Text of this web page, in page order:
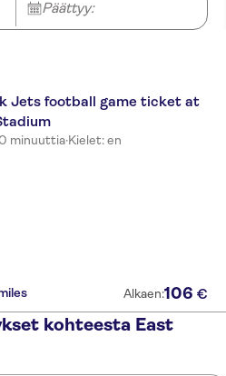
Päättyy:
Jets football game ticket at
minuuttia·Kielet: en
Alkaen:106 €
kohteesta East